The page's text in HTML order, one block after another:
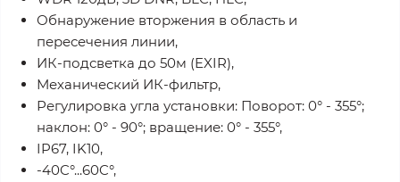
Обнаружение вторжения в область и
пересечения линии,
ИК-подсветка до 50м (EXIR),
Механический ИК-фильтр,
Регулировка угла установки: Поворот: 0° - 355°;
наклон: 0° - 90°; вращение: 0° - 355°,
IP67, IK10,
-40C°...60C°,